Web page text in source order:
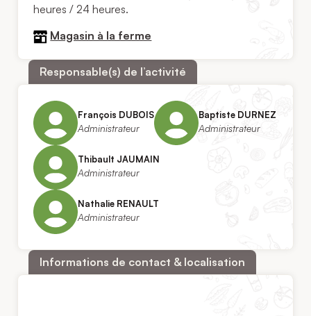
heures / 24 heures.
Magasin à la ferme
Responsable(s) de l’activité
François DUBOIS
Administrateur
Baptiste DURNEZ
Administrateur
Thibault JAUMAIN
Administrateur
Nathalie RENAULT
Administrateur
Informations de contact & localisation